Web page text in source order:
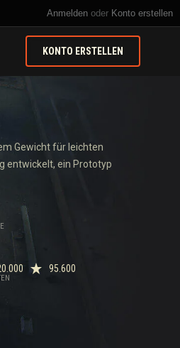
Anmelden oder Konto erstellen
KONTO ERSTELLEN
Gewicht für leichten
entwickelt, ein Prototyp
95.600